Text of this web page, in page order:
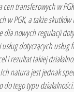
cen transferowych w
w PGK, a także
dla nowych regulacji
dotyczących
i rezultat takiej
natura jest jednak
do tego typu